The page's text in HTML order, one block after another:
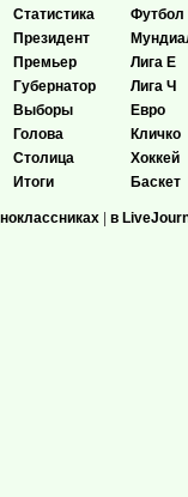
Статистика
Президент
Премьер
Губернатор
Выборы
Голова
Столица
Итоги
Футбол
Лига Е
Лига Ч
Евро
Кличко
Хоккей
Баскет
| в